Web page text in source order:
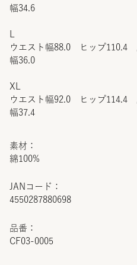
JANコード：
4550287880698
品番：
CF03-0005
幅34.6
ウエスト幅88.0 ヒップ
幅36.0
XL
ウエスト幅92.0 ヒップ
幅37.4
素材：
綿100%